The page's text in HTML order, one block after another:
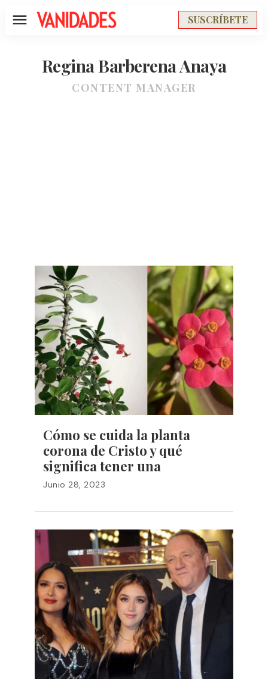
Menú SUSCRÍBETE
Regina Barberena Anaya
CONTENT MANAGER
Cómo se cuida la planta
corona de Cristo y qué
significa tener una
Junio 28, 2023